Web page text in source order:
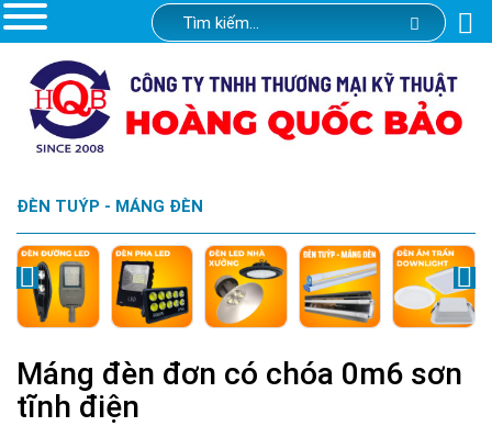
ĐÈN TUÝP - MÁNG ĐÈN
Máng đèn đơn có chóa 0m6 sơn
tĩnh điện